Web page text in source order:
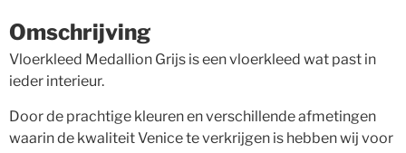
Omschrijving
Vloerkleed Medallion Grijs is een vloerkleed wat past in
ieder interieur.
Door de prachtige kleuren en verschillende afmetingen
waarin de kwaliteit Venice te verkrijgen is hebben wij voor